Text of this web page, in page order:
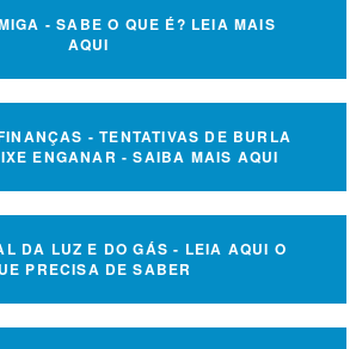
- SABE O QUE É? LEIA MAIS
AQUI
- TENTATIVAS DE BURLA
ENGANAR - SAIBA MAIS AQUI
DA LUZ E DO GÁS - LEIA AQUI O
PRECISA DE SABER